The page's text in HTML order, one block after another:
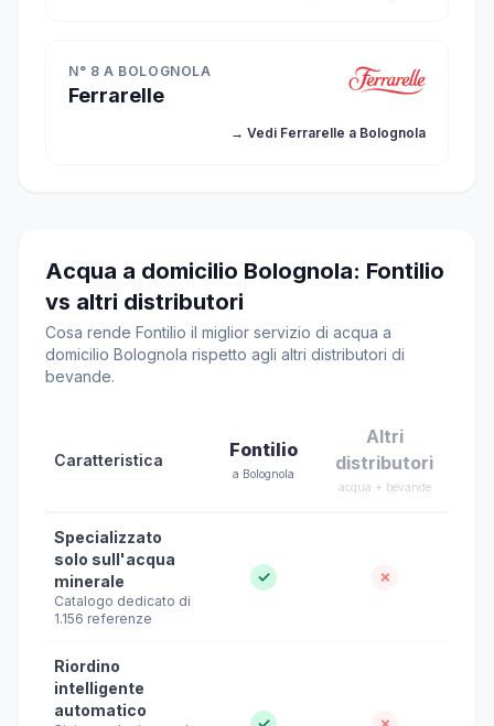
N° 8 A BOLOGNOLA
Ferrarelle
→ Vedi Ferrarelle a Bolognola
Acqua a domicilio Bolognola: Fontilio
vs altri distributori
Cosa rende Fontilio il miglior servizio di acqua a
domicilio Bolognola rispetto agli altri distributori di
bevande.
Caratteristica Fontilio
a Bolognola
Altri
distributori
acqua + bevande
Specializzato
solo sull'acqua
minerale
Catalogo dedicato di
1.156 referenze
✓ ✗
Riordino
intelligente
automatico